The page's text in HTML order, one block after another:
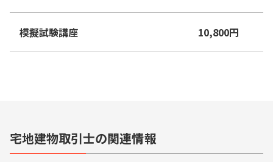
模擬試験講座 10,800円
宅地建物取引士の関連情報